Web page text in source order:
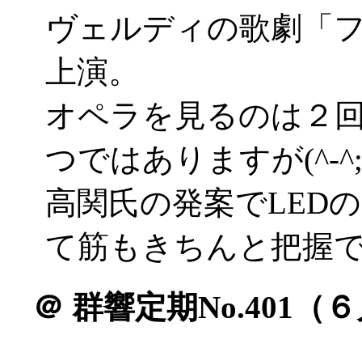
ヴェルディの歌劇「
上演。
オペラを見るのは２
つではありますが(^-
高関氏の発案でLED
て筋もきちんと把握
＠ 群響定期No.401（